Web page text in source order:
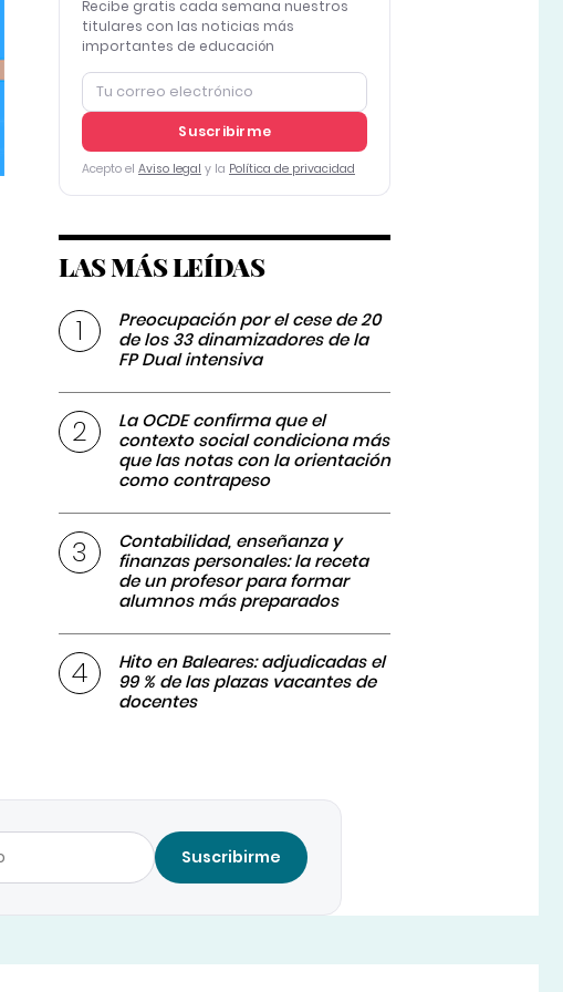
Recibe gratis cada semana nuestros
titulares con las noticias más
importantes de educación
Suscribirme
Acepto el Aviso legal y la Política de privacidad
LAS MÁS LEÍDAS
Preocupación por el cese de 20
de los 33 dinamizadores de la
FP Dual intensiva
La OCDE confirma que el
contexto social condiciona más
que las notas con la orientación
como contrapeso
Contabilidad, enseñanza y
finanzas personales: la receta
de un profesor para formar
alumnos más preparados
Hito en Baleares: adjudicadas el
99 % de las plazas vacantes de
docentes
Suscribirme